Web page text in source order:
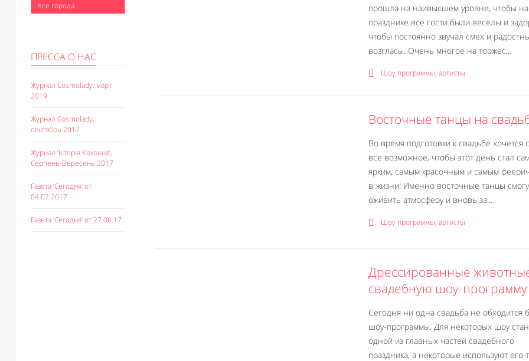
Все города
ПРЕССА О НАС
Журнал Cosmolady, март
2019
Журнал Cosmolady,
сентябрь 2017
Журнал ‘Історія Кохання’,
Серпень-Вересень 2017
Газета ‘Сегодня’ от
04.07.2017
Газета ‘Сегодня’ от 27.06.17
прошла на наивысшем уровне, чтобы
празднике все гости были веселы и
чтобы постоянно звучал смех и
возгласы. Очень многое на торжес...
Шоу программы, артисты
Восточные танцы на
Во время подготовки к свадьбе хочется
все возможное, чтобы этот день стал
ярким, самым красочным и самым
в жизни! Именно восточные танцы
оживить атмосферу и вновь за...
Шоу программы, артисты
Дрессированные
свадебную шоу-программу
Сегодня ни одна свадьба не обходится
шоу-программы. Для некоторых шоу
одной из главных частей свадебного
праздника, а некоторые используют его